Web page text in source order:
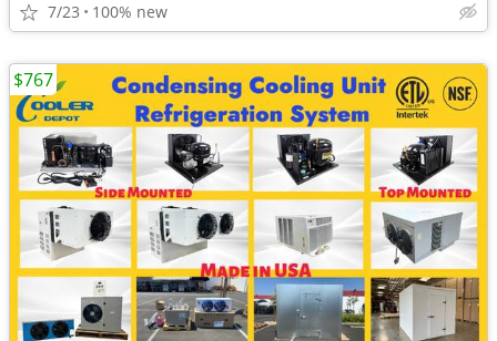
7/23 100% new
$767